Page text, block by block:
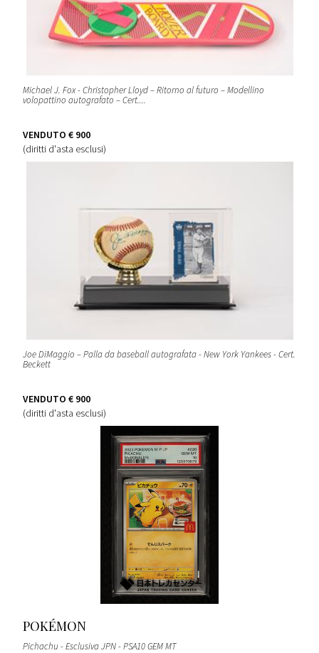
Michael J. Fox - Christopher Lloyd – Ritorno al futuro – Modellino
volopattino autografato – Cert....
VENDUTO € 900
(diritti d'asta esclusi)
Joe DiMaggio – Palla da baseball autografata - New York Yankees - Cert.
Beckett
VENDUTO € 900
(diritti d'asta esclusi)
POKÉMON
Pichachu - Esclusiva JPN - PSA10 GEM MT